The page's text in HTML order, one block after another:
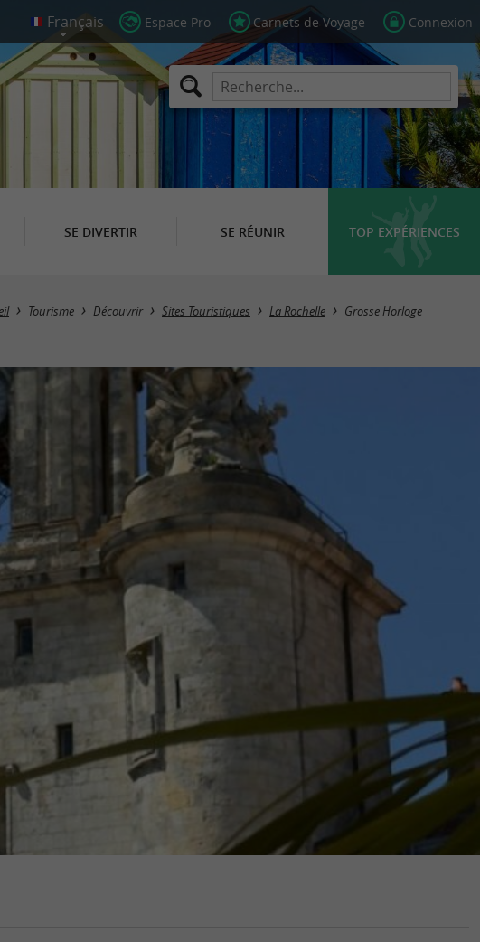
Espace Pro Carnets de Voyage Connexion
SE DIVERTIR SE RÉUNIR TOP EXPÉRIENCES
Tourisme Découvrir Sites Touristiques La Rochelle Grosse Horloge